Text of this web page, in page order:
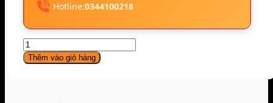
Hotline:0344100218
Trống
Điện
Giả
Thêm vào giỏ hàng